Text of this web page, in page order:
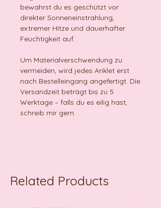
bewahrst du es geschützt vor
direkter Sonneneinstrahlung,
extremer Hitze und dauerhafter
Feuchtigkeit auf.
Um Materialverschwendung zu
vermeiden, wird jedes Anklet erst
nach Bestelleingang angefertigt. Die
Versandzeit beträgt bis zu 5
Werktage – falls du es eilig hast,
schreib mir gern.
Related Products